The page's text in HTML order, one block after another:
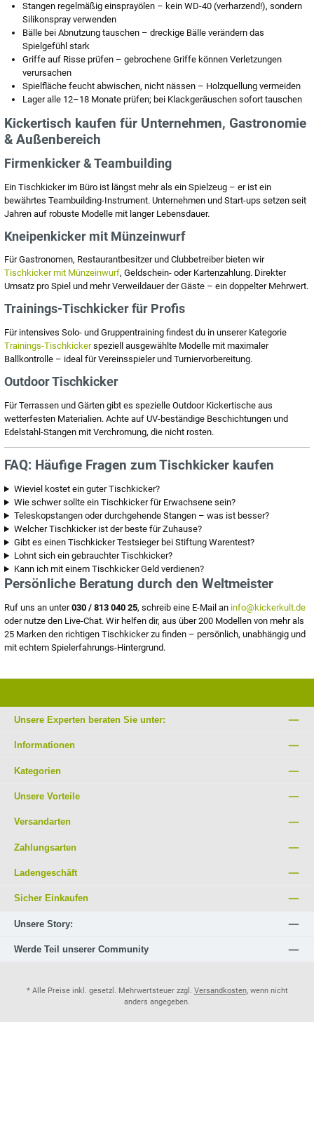
Stangen regelmäßig einsprayölen – kein WD-40 (verharzend!), sondern
Silikonspray verwenden
Bälle bei Abnutzung tauschen – dreckige Bälle verändern das
Spielgefühl stark
Griffe auf Risse prüfen – gebrochene Griffe können Verletzungen
verursachen
Spielfläche feucht abwischen, nicht nässen – Holzquellung vermeiden
Lager alle 12–18 Monate prüfen; bei Klackgeräuschen sofort tauschen
Kickertisch kaufen für Unternehmen, Gastronomie
& Außenbereich
Firmenkicker & Teambuilding
Ein Tischkicker im Büro ist längst mehr als ein Spielzeug – er ist ein
bewährtes Teambuilding-Instrument. Unternehmen und Start-ups setzen seit
Jahren auf robuste Modelle mit langer Lebensdauer.
Kneipenkicker mit Münzeinwurf
Für Gastronomen, Restaurantbesitzer und Clubbetreiber bieten wir
Tischkicker mit Münzeinwurf, Geldschein- oder Kartenzahlung. Direkter
Umsatz pro Spiel und mehr Verweildauer der Gäste – ein doppelter Mehrwert.
Trainings-Tischkicker für Profis
Für intensives Solo- und Gruppentraining findest du in unserer Kategorie
Trainings-Tischkickerspeziell ausgewählte Modelle mit maximaler
Ballkontrolle – ideal für Vereinsspieler und Turniervorbereitung.
Outdoor Tischkicker
Für Terrassen und Gärten gibt es spezielle Outdoor Kickertische aus
wetterfesten Materialien. Achte auf UV-beständige Beschichtungen und
Edelstahl-Stangen mit Verchromung, die nicht rosten.
FAQ: Häufige Fragen zum Tischkicker kaufen
Wieviel kostet ein guter Tischkicker?
Wie schwer sollte ein Tischkicker für Erwachsene sein?
Teleskopstangen oder durchgehende Stangen – was ist besser?
Welcher Tischkicker ist der beste für Zuhause?
Gibt es einen Tischkicker Testsieger bei Stiftung Warentest?
Lohnt sich ein gebrauchter Tischkicker?
Kann ich mit einem Tischkicker Geld verdienen?
Persönliche Beratung durch den Weltmeister
Ruf uns an unter030 / 813 040 25, schreib eine E-Mail an info@kickerkult.de
oder nutze den Live-Chat. Wir helfen dir, aus über 200 Modellen von mehr als
25 Marken den richtigen Tischkicker zu finden – persönlich, unabhängig und
mit echtem Spielerfahrungs-Hintergrund.
Unsere Experten beraten Sie unter:
Informationen
Kategorien
Unsere Vorteile
Versandarten
Zahlungsarten
Ladengeschäft
Sicher Einkaufen
Unsere Story:
Werde Teil unserer Community
* Alle Preise inkl. gesetzl. Mehrwertsteuer zzgl. Versandkosten, wenn nicht
anders angegeben.